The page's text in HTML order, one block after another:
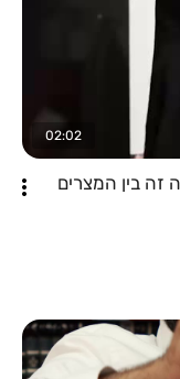
02:02
זה בין המצרים